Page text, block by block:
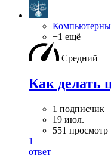
+1 ещё
Средний
Как делать
1 подписчик
19 июл.
551 просмотр
1
ответ